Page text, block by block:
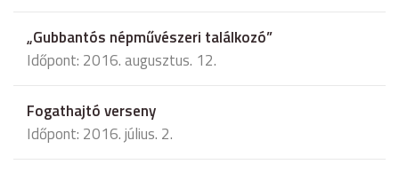
„Gubbantós népművészeri találkozó”
Időpont: 2016. augusztus. 12.
Fogathajtó verseny
Időpont: 2016. július. 2.